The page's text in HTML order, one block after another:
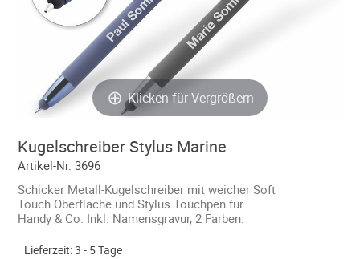
Klicken für Vergrößern
Kugelschreiber Stylus Marine
Artikel-Nr. 3696
Schicker Metall-Kugelschreiber mit weicher Soft
Touch Oberfläche und Stylus Touchpen für
Handy & Co. Inkl. Namensgravur, 2 Farben.
Lieferzeit: 3 - 5 Tage